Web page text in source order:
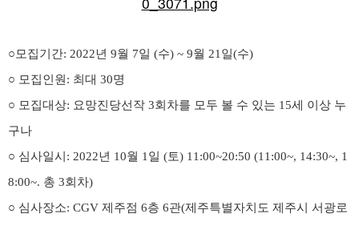
○모집기간: 2022년 9월 7일 (수) ~ 9월 21일(수)
○ 모집인원: 최대 30명
○ 모집대상: 요망진당선작 3회차를 모두 볼 수 있는 15세 이상 누
구나
○ 심사일시: 2022년 10월 1일 (토) 11:00~20:50 (11:00~, 14:30~, 1
8:00~. 총 3회차)
○ 심사장소: CGV 제주점 6층 6관(제주특별자치도 제주시 서광로